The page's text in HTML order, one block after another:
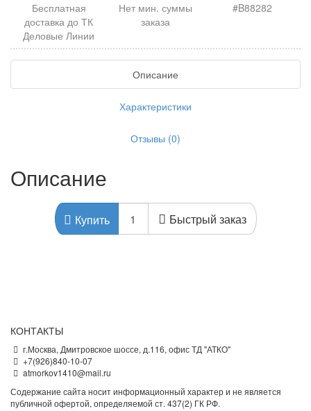
Бесплатная
доставка до ТК
Деловые Линии
Нет мин. суммы
заказа
#B88282
Описание
Характеристики
Отзывы (0)
Описание
Купить Быстрый заказ
КОНТАКТЫ
г.Москва, Дмитровское шоссе, д.116, офис ТД "АТКО"
+7(926)840-10-07
atmorkov1410@mail.ru
Содержание сайта носит информационный характер и не является
публичной офертой, определяемой ст. 437(2) ГК РФ.